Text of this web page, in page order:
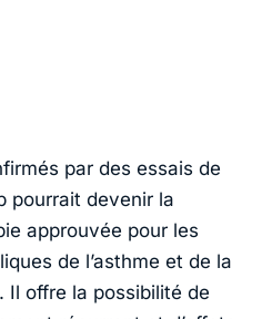
par des essais de
pourrait devenir la
approuvée pour les
de l’asthme et de la
Il offre la possibilité de